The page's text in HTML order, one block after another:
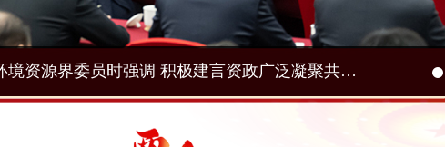
习近平在看望参加政协会议的民革科技界环境资源界委员时强调 积极建言资政广泛凝聚共识 助力中国式现代化建设